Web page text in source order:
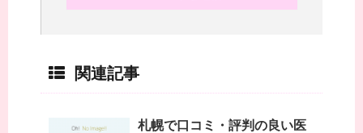
関連記事
札幌で口コミ・評判の良い医